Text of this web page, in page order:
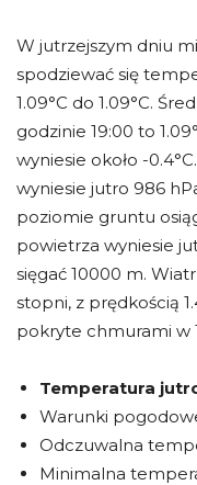
W jutrzejszym dniu
spodziewać się
1.09°C do 1.09°C.
godzinie 19:00 to
wyniesie około -
wyniesie jutro 986
poziomie gruntu
powietrza wyniesie
sięgać 10000 m.
stopni, z prędkością
pokryte chmurami w
Temperatura
Warunki
Odczuwalna
Minimalna